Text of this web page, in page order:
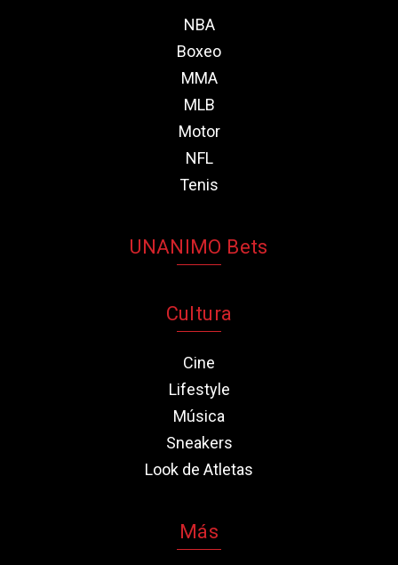
NBA
Boxeo
MMA
MLB
Motor
NFL
Tenis
UNANIMO Bets
Cultura
Cine
Lifestyle
Música
Sneakers
Look de Atletas
Más